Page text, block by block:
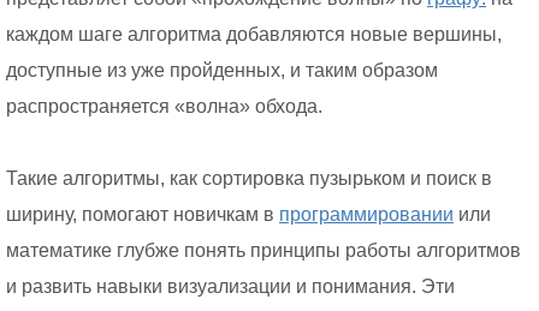
каждом шаге алгоритма добавляются новые вершины,
доступные из уже пройденных, и таким образом
распространяется «волна» обхода.
Такие алгоритмы, как сортировка пузырьком и поиск в
ширину, помогают новичкам в программировании или
математике глубже понять принципы работы алгоритмов
и развить навыки визуализации и понимания. Эти